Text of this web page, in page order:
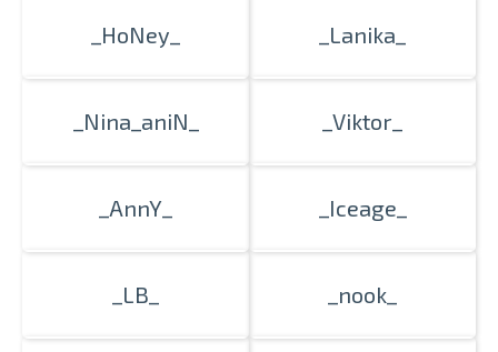
_HoNey_ _Lanika_
_Nina_aniN_ _Viktor_
_AnnY_ _Iceage_
_LB_ _nook_